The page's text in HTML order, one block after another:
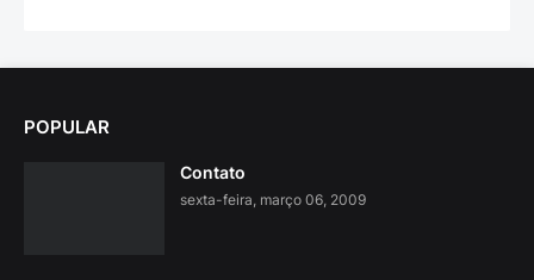
POPULAR
Contato
sexta-feira, março 06, 2009